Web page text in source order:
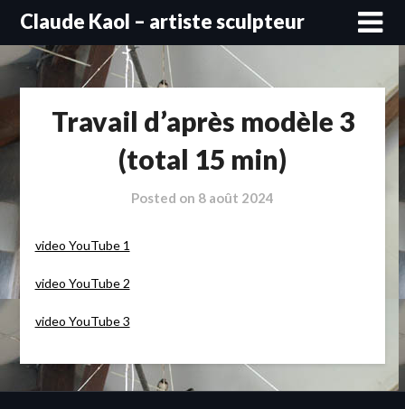
Skip
content
Claude Kaol – artiste sculpteur
Travail d’après modèle 3
(total 15 min)
Posted on 8 août 2024
video YouTube 1
video YouTube 2
video YouTube 3